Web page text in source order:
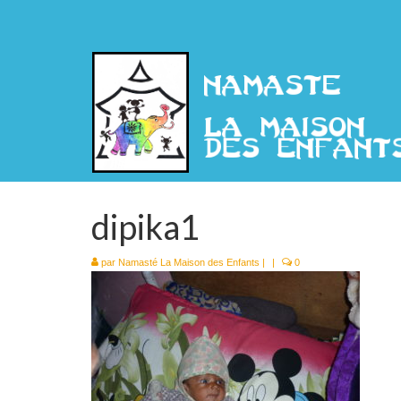
dipika1
par Namasté La Maison des Enfants | | 0